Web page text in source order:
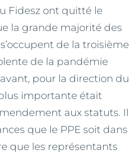
Fidesz ont quitté le
la grande majorité des
de la troisième
de la pandémie
pour la direction du
importante était
aux statuts. Il
que le PPE soit dans
que les représentants